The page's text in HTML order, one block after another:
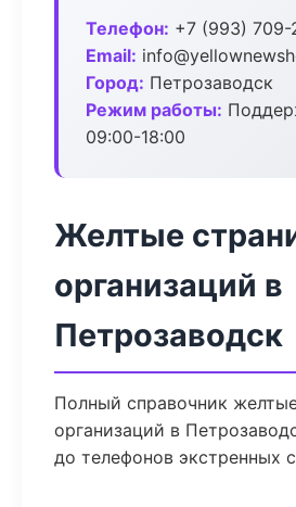
Телефон: +7 (993) 709-
Email:
Город: Петрозаводск
Режим работы:
09:00-18:00
Желтые
организаций в
Петрозаводск
Полный справочник
организаций в
до телефонов экстренных